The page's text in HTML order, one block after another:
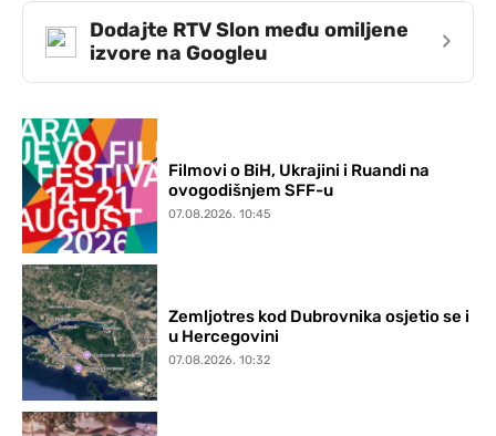
Dodajte RTV Slon među omiljene
izvore na Googleu
›
Filmovi o BiH, Ukrajini i Ruandi na
ovogodišnjem SFF-u
07.08.2026. 10:45
Zemljotres kod Dubrovnika osjetio se i
u Hercegovini
07.08.2026. 10:32